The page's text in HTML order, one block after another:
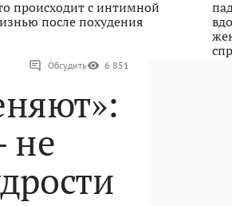
происходит с интимной
после похудения
Обсудить 6 851
не